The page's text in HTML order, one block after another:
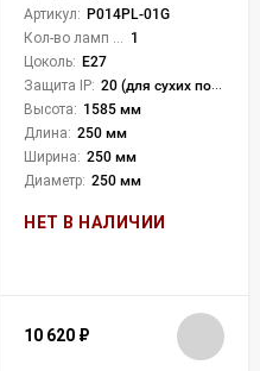
Артикул: P014PL-01G
1
Цоколь: E27
Защита IP: 20 (для сухих пом.)
Высота: 1585 мм
Длина: 250 мм
Ширина: 250 мм
Диаметр: 250 мм
НЕТ В НАЛИЧИИ
10 620 ₽